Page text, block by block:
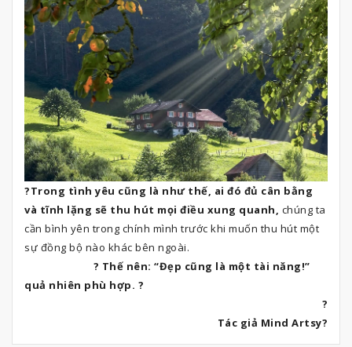
?Trong tình yêu cũng là như thế, ai đó đủ cân bằng
và tĩnh lặng sẽ thu hút mọi điều xung quanh, chúng ta
cần bình yên trong chính mình trước khi muốn thu hút một
sự đồng bộ nào khác bên ngoài.
? Thế nên: “Đẹp cũng là một tài năng!”
quả nhiên phù hợp. ?
?
Tác giả Mind Artsy?